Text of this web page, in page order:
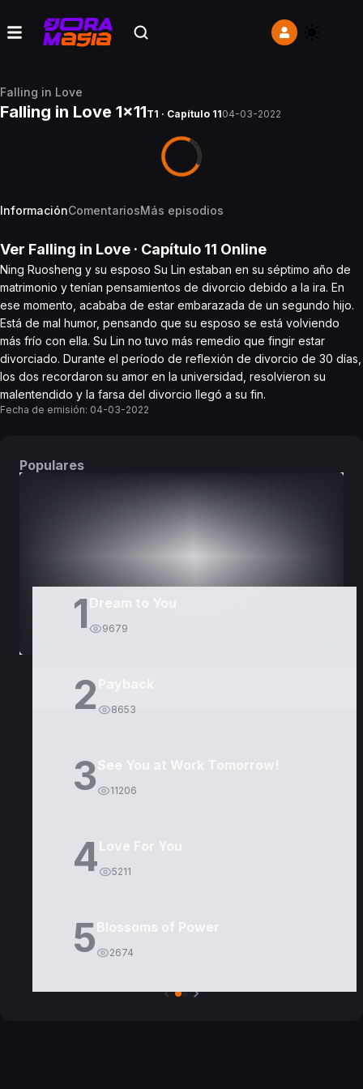
Falling in Love
Falling in Love 1x11T1 · Capítulo 1104-03-2022
InformaciónComentariosMás episodios
Ver Falling in Love · Capítulo 11 Online
Ning Ruosheng y su esposo Su Lin estaban en su séptimo año de
matrimonio y tenían pensamientos de divorcio debido a la ira. En
ese momento, acababa de estar embarazada de un segundo hijo.
Está de mal humor, pensando que su esposo se está volviendo
más frío con ella. Su Lin no tuvo más remedio que fingir estar
divorciado. Durante el período de reflexión de divorcio de 30 días,
los dos recordaron su amor en la universidad, resolvieron su
malentendido y la farsa del divorcio llegó a su fin.
Fecha de emisión: 04-03-2022
Populares
1 Dream to You
9679
2 8653
3See You at Work Tomorrow!
11206
4Love For You
5211
5Blossoms of Power
2674